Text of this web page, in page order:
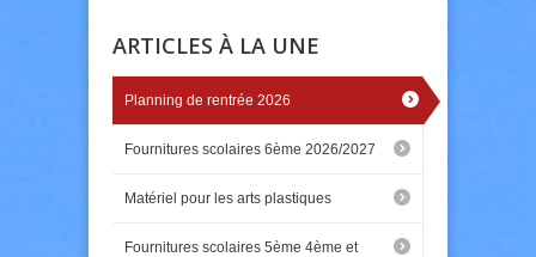
ARTICLES À LA UNE
Planning de rentrée 2026
Fournitures scolaires 6ème 2026/2027
Matériel pour les arts plastiques
Fournitures scolaires 5ème 4ème et